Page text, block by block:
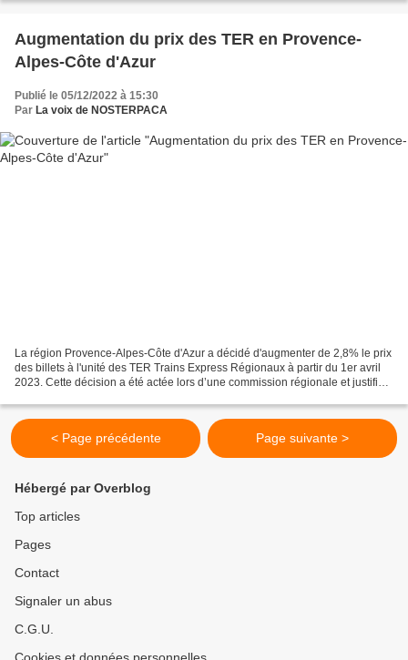
Augmentation du prix des TER en Provence-
Alpes-Côte d'Azur
Publié le 05/12/2022 à 15:30
Par La voix de NOSTERPACA
La région Provence-Alpes-Côte d'Azur a décidé d'augmenter de 2,8% le prix
des billets à l'unité des TER Trains Express Régionaux à partir du 1er avril
2023. Cette décision a été actée lors d’une commission régionale et justifiée
< Page précédente Page suivante >
Hébergé par Overblog
Top articles
Pages
Contact
Signaler un abus
C.G.U.